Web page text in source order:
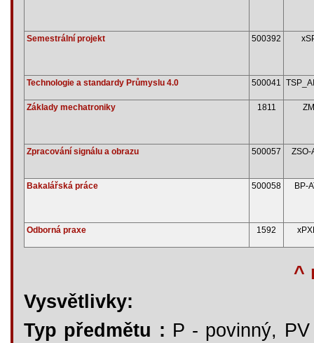
Semestrální projekt 500392
Technologie a standardy Průmyslu 4.0 500041
Základy mechatroniky 1811 ZM
Zpracování signálu a obrazu 500057 ZSO-
Bakalářská práce 500058 BP-
Odborná praxe 1592
^
Vysvětlivky:
Typ předmětu : P - povinný,